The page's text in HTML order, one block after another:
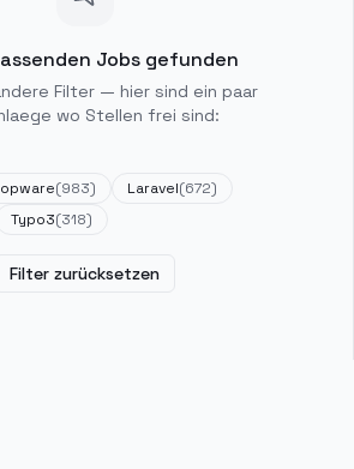
Jobs gefunden
Filter — hier sind ein paar
wo Stellen frei sind:
(983) Laravel(672)
Typo3(318)
Filter zurücksetzen